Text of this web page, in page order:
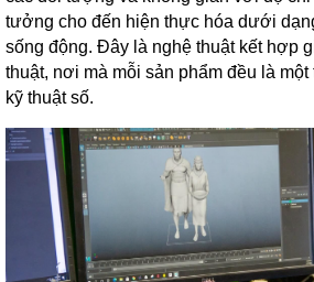
tưởng cho đến hiện thực hóa dưới
sống động. Đây là nghệ thuật kết hợp
thuật, nơi mà mỗi sản phẩm đều là
kỹ thuật số.